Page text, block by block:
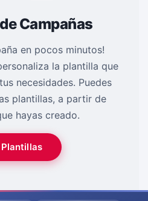
Campañas
en pocos minutos!
la plantilla que
necesidades. Puedes
plantillas, a partir de
hayas creado.